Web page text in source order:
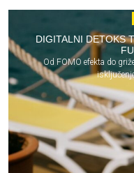
DIGITALNI DETOKS
Od FOMO efekta do